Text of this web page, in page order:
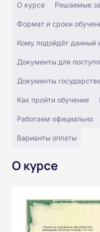
О курсе Решаемые
Формат и сроки
Кому подойдёт данный
Документы для
Документы
Как пройти обучение
Работаем официально
Варианты оплаты
О курсе